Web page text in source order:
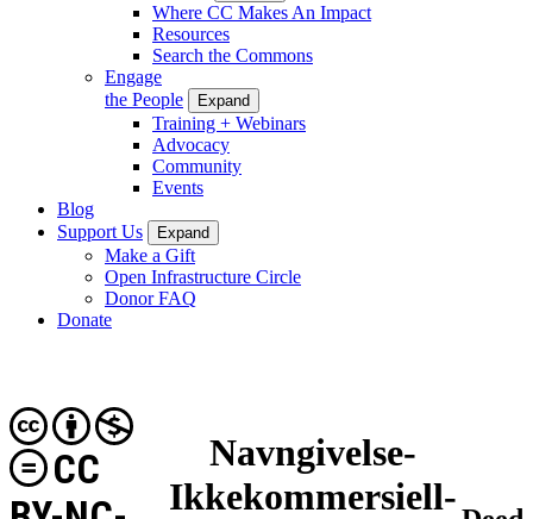
Where CC Makes An Impact
Resources
Search the Commons
Engage
the People
Expand
Training + Webinars
Advocacy
Community
Events
Blog
Support Us
Expand
Make a Gift
Open Infrastructure Circle
Donor FAQ
Donate
Navngivelse-
Ikkekommersiell-
CC